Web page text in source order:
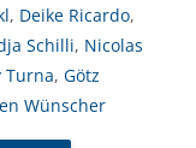
, Deike Ricardo,
Schilli, Nicolas
Turna, Götz
Wünscher